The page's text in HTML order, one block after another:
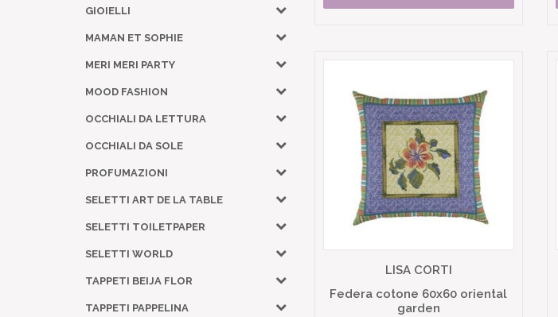
GIOIELLI
MAMAN ET SOPHIE
MERI MERI PARTY
MOOD FASHION
OCCHIALI DA LETTURA
OCCHIALI DA SOLE
PROFUMAZIONI
SELETTI ART DE LA TABLE
SELETTI TOILETPAPER
SELETTI WORLD
TAPPETI BEIJA FLOR
TAPPETI PAPPELINA
LISA CORTI
Federa cotone 60x60 oriental
garden